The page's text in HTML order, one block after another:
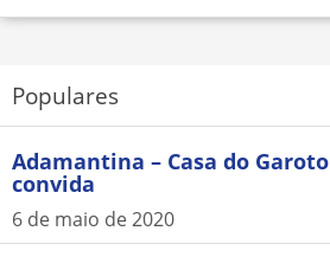
Populares
Adamantina – Casa do Garoto
convida
6 de maio de 2020